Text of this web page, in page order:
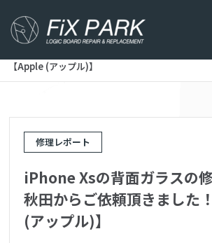
ホーム/ 修理レポート/
iPhone Xsの背面ガラスの修理を郵送で秋田
【Apple (アップル)】
修理レポート
iPhone Xsの背面ガラスの
秋田からご依頼頂きました
(アップル)】